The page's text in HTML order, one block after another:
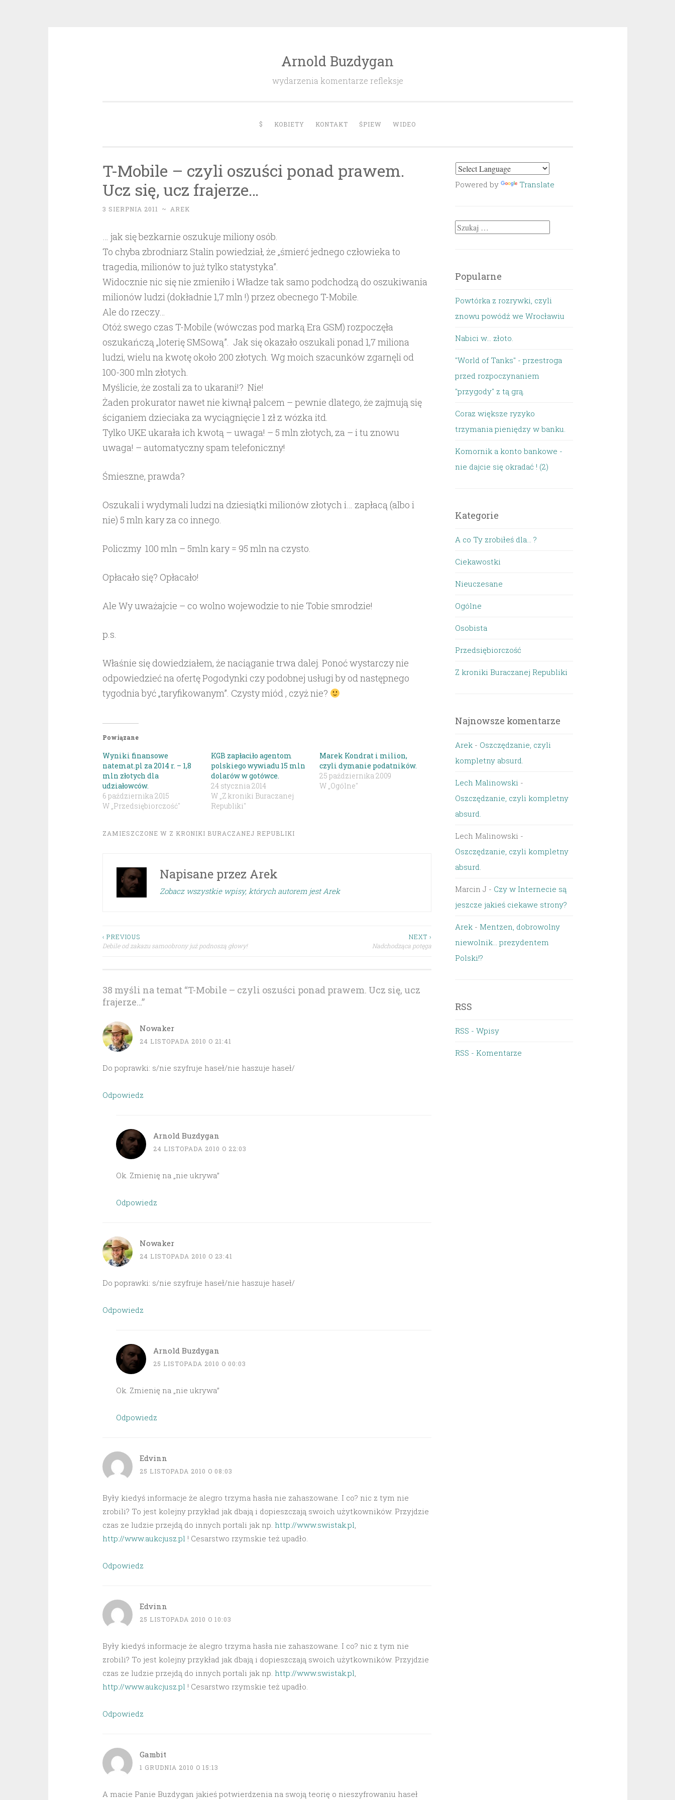
Arnold Buzdygan
wydarzenia komentarze refleksje
$ KOBIETY KONTAKT ŚPIEW WIDEO
T-Mobile – czyli oszuści ponad prawem.
Ucz się, ucz frajerze…
3 SIERPNIA 2011 ~ AREK
… jak się bezkarnie oszukuje miliony osób.
To chyba zbrodniarz Stalin powiedział, że „śmierć jednego człowieka to
tragedia, milionów to już tylko statystyka”.
Widocznie nic się nie zmieniło i Władze tak samo podchodzą do oszukiwania
milionów ludzi (dokładnie 1,7 mln !) przez obecnego T-Mobile.
Ale do rzeczy…
Otóż swego czas T-Mobile (wówczas pod marką Era GSM) rozpoczęła
oszukańczą „loterię SMSową”. Jak się okazało oszukali ponad 1,7 miliona
ludzi, wielu na kwotę około 200 złotych. Wg moich szacunków zgarnęli od
100-300 mln złotych.
Myślicie, że zostali za to ukarani!? Nie!
Żaden prokurator nawet nie kiwnął palcem – pewnie dlatego, że zajmują się
ściganiem dzieciaka za wyciągnięcie 1 zł z wózka itd.
Tylko UKE ukarała ich kwotą – uwaga! – 5 mln złotych, za – i tu znowu
uwaga! – automatyczny spam telefoniczny!
Śmieszne, prawda?
Oszukali i wydymali ludzi na dziesiątki milionów złotych i… zapłacą (albo i
nie) 5 mln kary za co innego.
Policzmy 100 mln – 5mln kary = 95 mln na czysto.
Opłacało się? Opłacało!
Ale Wy uważajcie – co wolno wojewodzie to nie Tobie smrodzie!
p.s.
Właśnie się dowiedziałem, że naciąganie trwa dalej. Ponoć wystarczy nie
odpowiedzieć na ofertę Pogodynki czy podobnej usługi by od następnego
tygodnia być „taryfikowanym”. Czysty miód , czyż nie?
Powiązane
Wyniki finansowe
natemat.pl za 2014 r. – 1,8
mln złotych dla
udziałowców.
6 października 2015
W „Przedsiębiorczość"
KGB zapłaciło agentom
polskiego wywiadu 15 mln
dolarów w gotówce.
24 stycznia 2014
W „Z kroniki Buraczanej
Republiki"
Marek Kondrat i milion,
czyli dymanie podatników.
25 października 2009
W „Ogólne"
ZAMIESZCZONE W Z KRONIKI BURACZANEJ REPUBLIKI
Napisane przez Arek
Zobacz wszystkie wpisy, których autorem jest Arek
Nawigacja
‹ PREVIOUS
Debile od zakazu samoobrony już podnoszą głowy!
NEXT ›
Nadchodząca potęga
38 myśli na temat “T-Mobile – czyli oszuści ponad prawem. Ucz się, ucz
frajerze…”
Nowaker
24 LISTOPADA 2010 O 21:41
Do poprawki: s/nie szyfruje haseł/nie haszuje haseł/
Odpowiedz
Arnold Buzdygan
24 LISTOPADA 2010 O 22:03
Ok. Zmienię na „nie ukrywa”
Odpowiedz
Nowaker
24 LISTOPADA 2010 O 23:41
Do poprawki: s/nie szyfruje haseł/nie haszuje haseł/
Odpowiedz
Arnold Buzdygan
25 LISTOPADA 2010 O 00:03
Ok. Zmienię na „nie ukrywa”
Odpowiedz
Edvinn
25 LISTOPADA 2010 O 08:03
Były kiedyś informacje że alegro trzyma hasła nie zahaszowane. I co? nic z tym nie
zrobili? To jest kolejny przykład jak dbają i dopieszczają swoich użytkowników. Przyjdzie
czas ze ludzie przejdą do innych portali jak np. http://www.swistak.pl,
http://www.aukcjusz.pl ! Cesarstwo rzymskie też upadło.
Odpowiedz
Edvinn
25 LISTOPADA 2010 O 10:03
Były kiedyś informacje że alegro trzyma hasła nie zahaszowane. I co? nic z tym nie
zrobili? To jest kolejny przykład jak dbają i dopieszczają swoich użytkowników. Przyjdzie
czas ze ludzie przejdą do innych portali jak np. http://www.swistak.pl,
http://www.aukcjusz.pl ! Cesarstwo rzymskie też upadło.
Odpowiedz
Gambit
1 GRUDNIA 2010 O 15:13
A macie Panie Buzdygan jakieś potwierdzenia na swoją teorię o nieszyfrowaniu haseł
Powered by Translate
Szukaj:
Popularne
Powtórka z rozrywki, czyli
znowu powódź we Wrocławiu
Nabici w... złoto.
"World of Tanks" - przestroga
przed rozpoczynaniem
"przygody" z tą grą.
Coraz większe ryzyko
trzymania pieniędzy w banku.
Komornik a konto bankowe -
nie dajcie się okradać ! (2)
Kategorie
A co Ty zrobiłeś dla… ?
Ciekawostki
Nieuczesane
Ogólne
Osobista
Przedsiębiorczość
Z kroniki Buraczanej Republiki
Najnowsze komentarze
Arek - Oszczędzanie, czyli
kompletny absurd.
Lech Malinowski -
Oszczędzanie, czyli kompletny
absurd.
Lech Malinowski -
Oszczędzanie, czyli kompletny
absurd.
Marcin J - Czy w Internecie są
jeszcze jakieś ciekawe strony?
Arek - Mentzen, dobrowolny
niewolnik… prezydentem
Polski!?
RSS
RSS - Wpisy
RSS - Komentarze